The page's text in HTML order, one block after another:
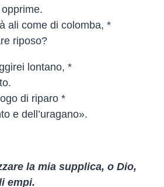
ali come di colomba, *
riposo?
lontano, *
di riparo *
e dell’uragano».
la mia supplica, o Dio,
empi.